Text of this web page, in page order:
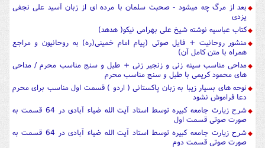
بعد از مرگ چه میشود - صحبت سلمان با مرده ای از زبان آسید علی نجفی
یزدی
کتاب عباسیه نوشته شیخ علی بهرامی نیکو( هدهد)
منشور روحانیت + فایل صوتی (پیام امام خمینی(ره) به روحانیون و مراجع
همراه با متن کامل آن)
مداحی مناسب سینه زنی و زنجیر زنی + طبل و سنج مناسب محرم / مداحی
های محمود کریمی با طبل و سنج مناسب محرم
نوحه های بسیار زیبا به زبان پاکستانی ( اردو ) قسمت اول مناسب برای محرم
دعا فراموش نشود
شرح زیارت جامعه کبیره توسط استاد آیت الله ضیاء آبادی در 64 قسمت به
صورت صوتی قسمت اول
شرح زیارت جامعه کبیره توسط استاد آیت الله ضیاء آبادی در 64 قسمت به
صورت صوتی قسمت دوم